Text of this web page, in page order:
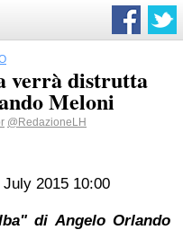
verrà distrutta
Meloni
@RedazioneLH
2015 10:00
diAngelo Orlando